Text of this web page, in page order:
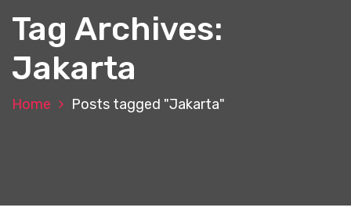
Tag Archives:
Jakarta
Home Posts tagged "Jakarta"